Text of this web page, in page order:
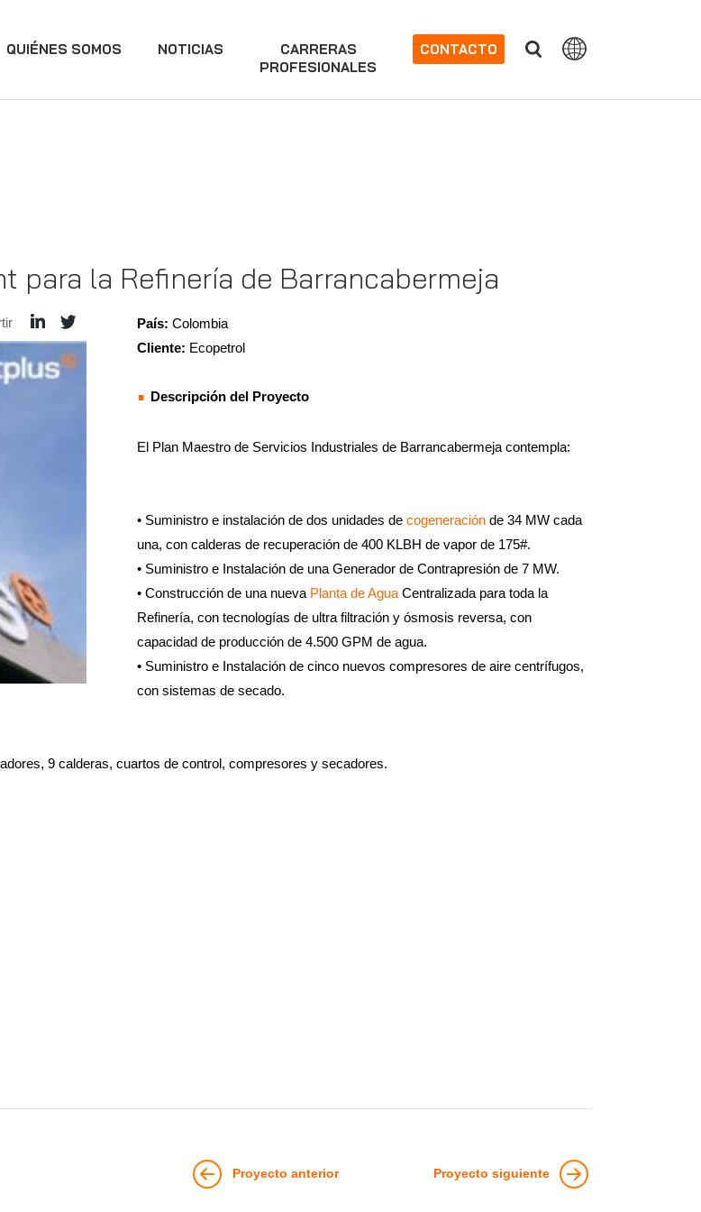
QUIÉNES SOMOS NOTICIAS
CARRERAS
PROFESIONALES
CONTACTO
para la Refinería de Barrancabermeja
País: Colombia
Cliente: Ecopetrol
Descripción del Proyecto
El Plan Maestro de Servicios Industriales de Barrancabermeja contempla:
• Suministro e instalación de dos unidades de cogeneración de 34 MW cada
una, con calderas de recuperación de 400 KLBH de vapor de 175#.
• Suministro e Instalación de una Generador de Contrapresión de 7 MW.
• Construcción de una nueva Planta de Agua Centralizada para toda la
Refinería, con tecnologías de ultra filtración y ósmosis reversa, con
capacidad de producción de 4.500 GPM de agua.
• Suministro e Instalación de cinco nuevos compresores de aire centrífugos,
con sistemas de secado.
9 calderas, cuartos de control, compresores y secadores.
Proyecto anterior Proyecto siguiente